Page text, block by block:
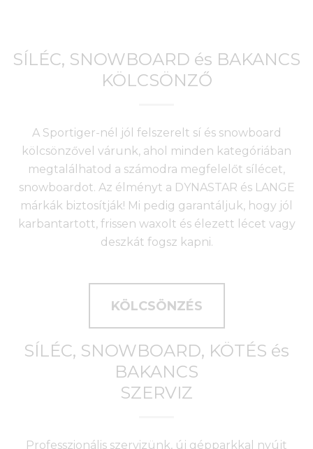
SÍLÉC, SNOWBOARD és BAKANCS
KÖLCSÖNZŐ
A Sportiger-nél jól felszerelt sí és snowboard
kölcsönzővel várunk, ahol minden kategóriában
megtalálhatod a számodra megfelelőt sílécet,
snowboardot. Az élményt a DYNASTAR és LANGE
márkák biztosítják! Mi pedig garantáljuk, hogy jól
karbantartott, frissen waxolt és élezett lécet vagy
deszkát fogsz kapni.
KÖLCSÖNZÉS
SÍLÉC, SNOWBOARD, KÖTÉS és
BAKANCS
SZERVIZ
Professzionális szervizünk, új gépparkkal nyújt